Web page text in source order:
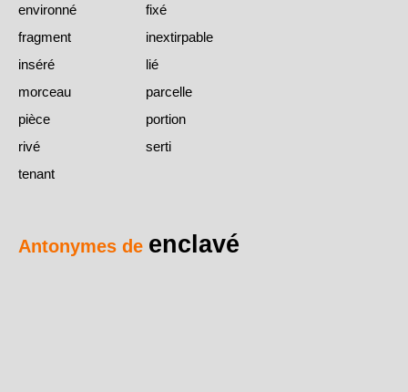
environné
fixé
fragment
inextirpable
inséré
lié
morceau
parcelle
pièce
portion
rivé
serti
tenant
Antonymes de enclavé